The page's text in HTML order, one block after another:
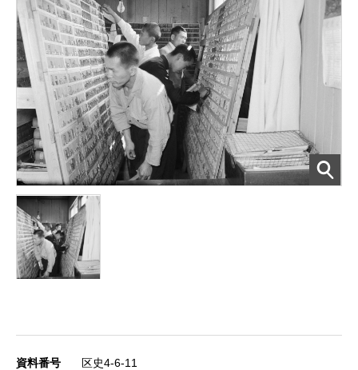
資料番号 区史4-6-11